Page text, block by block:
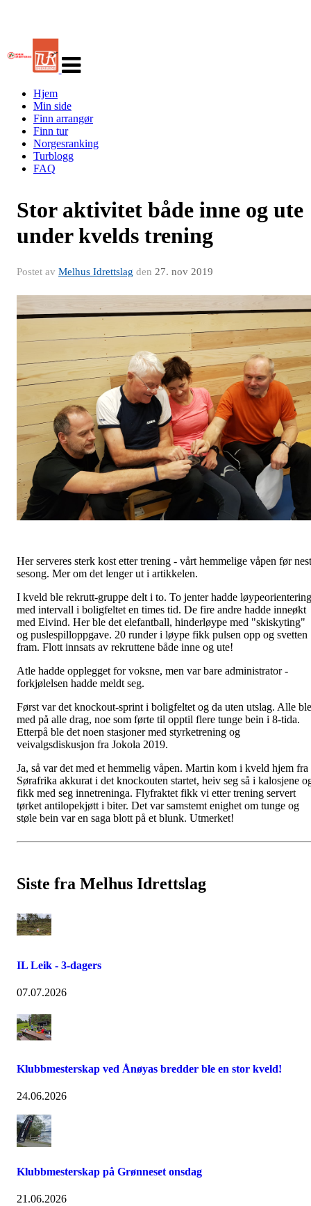
navigasjon
Hjem
Min side
Finn arrangør
Finn tur
Norgesranking
Turblogg
FAQ
Stor aktivitet både inne og ute
under kvelds trening
Postet av Melhus Idrettslag den 27. nov 2019
Her serveres sterk kost etter trening - vårt hemmelige våpen før
sesong. Mer om det lenger ut i artikkelen.
I kveld ble rekrutt-gruppe delt i to. To jenter hadde løypeorientering
med intervall i boligfeltet en times tid. De fire andre hadde inneøkt
med Eivind. Her ble det elefantball, hinderløype med "skiskyting"
og puslespilloppgave. 20 runder i løype fikk pulsen opp og svetten
fram. Flott innsats av rekruttene både inne og ute!
Atle hadde opplegget for voksne, men var bare administrator -
forkjølelsen hadde meldt seg.
Først var det knockout-sprint i boligfeltet og da uten utslag. Alle ble
med på alle drag, noe som førte til opptil flere tunge bein i 8-tida.
Etterpå ble det noen stasjoner med styrketrening og
veivalgsdiskusjon fra Jokola 2019.
Ja, så var det med et hemmelig våpen. Martin kom i kveld hjem fra
Sørafrika akkurat i det knockouten startet, heiv seg så i kalosjene
fikk med seg innetreninga. Flyfraktet fikk vi etter trening servert
tørket antilopekjøtt i biter. Det var samstemt enighet om tunge og
støle bein var en saga blott på et blunk. Utmerket!
Siste fra Melhus Idrettslag
IL Leik - 3-dagers
07.07.2026
Klubbmesterskap ved Ånøyas bredder ble en stor kveld!
24.06.2026
Klubbmesterskap på Grønneset onsdag
21.06.2026